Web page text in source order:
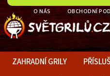
O NÁS OBCHODNÍ
ZAHRADNÍ GRILY